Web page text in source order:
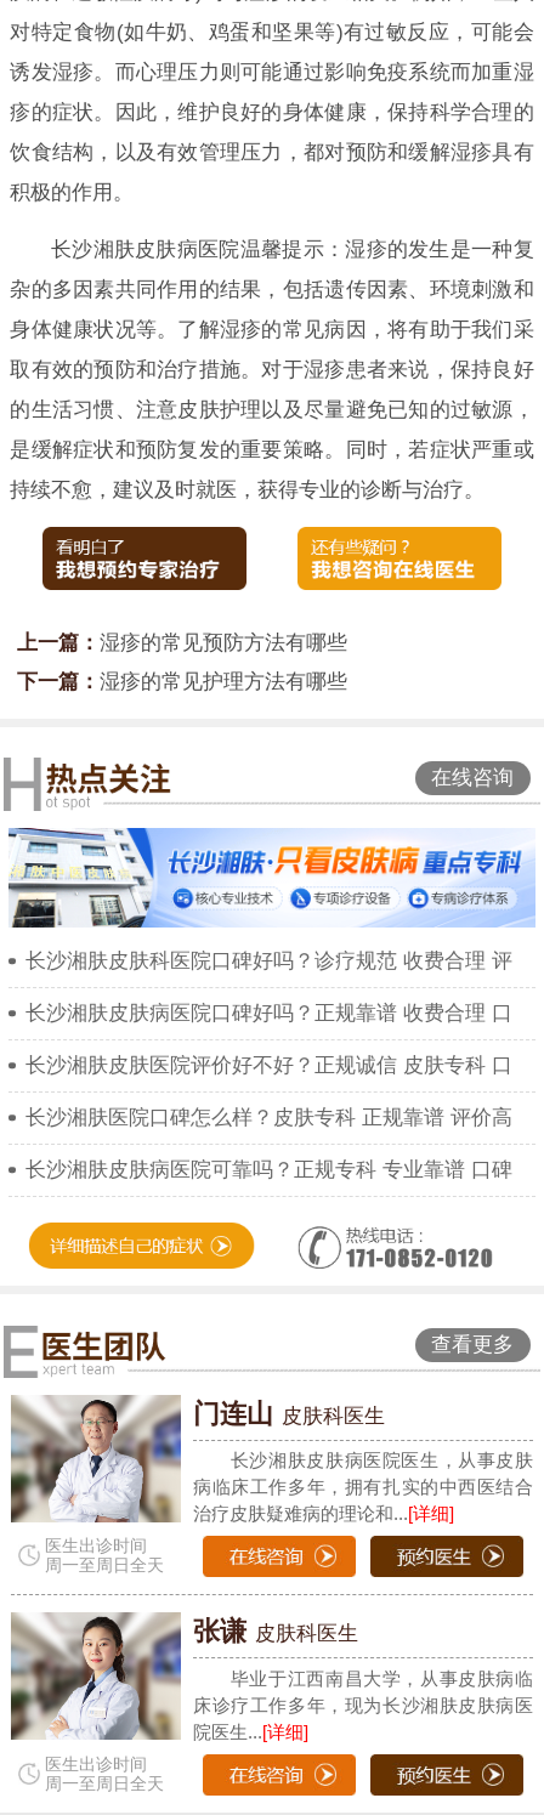
对特定食物(如牛奶、鸡蛋和坚果等)有过敏反应，可能会
诱发湿疹。而心理压力则可能通过影响免疫系统而加重湿
疹的症状。因此，维护良好的身体健康，保持科学合理的
饮食结构，以及有效管理压力，都对预防和缓解湿疹具有
积极的作用。
长沙湘肤皮肤病医院温馨提示：湿疹的发生是一种复
杂的多因素共同作用的结果，包括遗传因素、环境刺激和
身体健康状况等。了解湿疹的常见病因，将有助于我们采
取有效的预防和治疗措施。对于湿疹患者来说，保持良好
的生活习惯、注意皮肤护理以及尽量避免已知的过敏源，
是缓解症状和预防复发的重要策略。同时，若症状严重或
持续不愈，建议及时就医，获得专业的诊断与治疗。
上一篇： 湿疹的常见预防方法有哪些
下一篇： 湿疹的常见护理方法有哪些
在线咨询
长沙湘肤皮肤科医院口碑好吗？诊疗规范 收费合理 评
长沙湘肤皮肤病医院口碑好吗？正规靠谱 收费合理 口
长沙湘肤皮肤医院评价好不好？正规诚信 皮肤专科 口
长沙湘肤医院口碑怎么样？皮肤专科 正规靠谱 评价高
长沙湘肤皮肤病医院可靠吗？正规专科 专业靠谱 口碑
查看更多
医生出诊时间
周一至周日全天
门连山 皮肤科医生
长沙湘肤皮肤病医院医生，从事皮肤
病临床工作多年，拥有扎实的中西医结合
治疗皮肤疑难病的理论和...[详细]
医生出诊时间
周一至周日全天
张谦 皮肤科医生
毕业于江西南昌大学，从事皮肤病临
床诊疗工作多年，现为长沙湘肤皮肤病医
院医生...[详细]